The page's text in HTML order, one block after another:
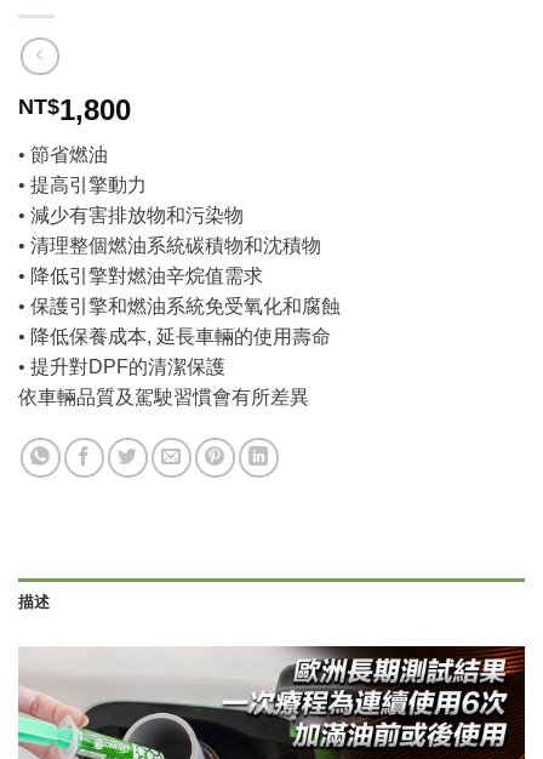
NT$1,800
• 節省燃油
• 提高引擎動力
• 減少有害排放物和污染物
• 清理整個燃油系統碳積物和沈積物
• 降低引擎對燃油辛烷值需求
• 保護引擎和燃油系統免受氧化和腐蝕
• 降低保養成本, 延長車輛的使用壽命
• 提升對DPF的清潔保護
依車輛品質及駕駛習慣會有所差異
描述